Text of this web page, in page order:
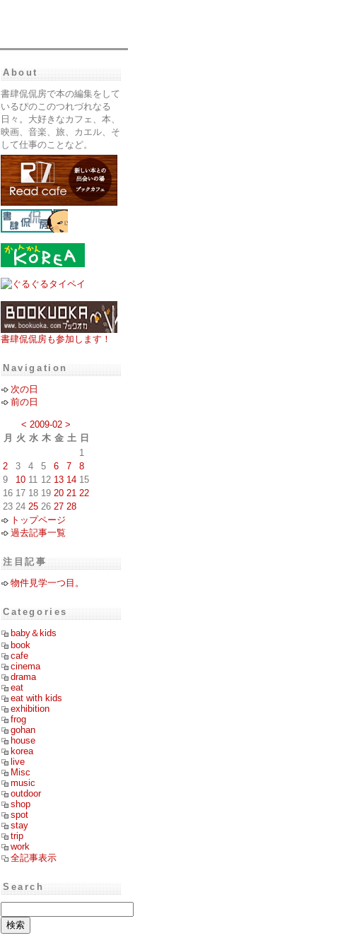
About
書肆侃侃房で本の編集をして
いるぴのこのつれづれなる
日々。大好きなカフェ、本、
映画、音楽、旅、カエル、そ
して仕事のことなど。
書肆侃侃房も参加します！
Navigation
次の日
前の日
< 2009-02 >
月
火 水 木 金 土 日
1
2
3 4 5 6 7
8
9
10 11 12 13 14 15
16 17 18 19 20 21 22
23 24 25 26 27 28
トップページ
過去記事一覧
注目記事
物件見学一つ目。
Categories
baby＆kids
book
cafe
cinema
drama
eat
eat with kids
exhibition
frog
gohan
house
korea
live
Misc
music
outdoor
shop
spot
stay
trip
work
全記事表示
Search